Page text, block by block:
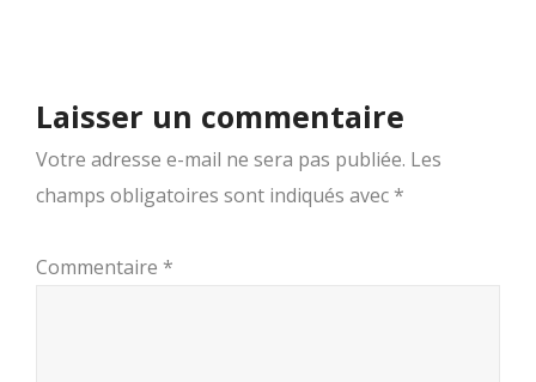
Laisser un commentaire
Votre adresse e-mail ne sera pas publiée. Les
champs obligatoires sont indiqués avec *
Commentaire *